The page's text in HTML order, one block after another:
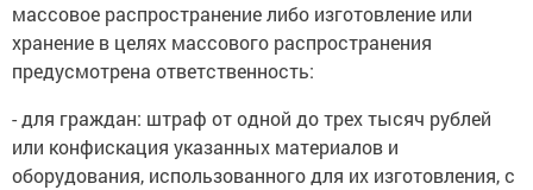
массовое распространение либо изготовление или
хранение в целях массового распространения
предусмотрена ответственность:
- для граждан: штраф от одной до трех тысяч рублей
или конфискация указанных материалов и
оборудования, использованного для их изготовления, с